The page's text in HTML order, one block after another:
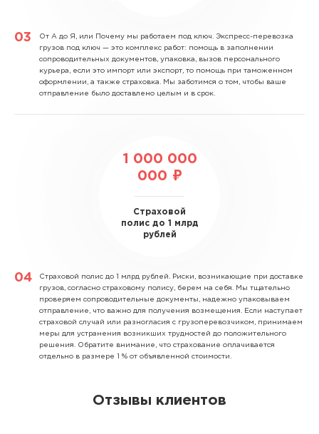
От А до Я, или Почему мы работаем под ключ. Экспресс-перевозка
грузов под ключ — это комплекс работ: помощь в заполнении
сопроводительных документов, упаковка, вызов персонального
курьера, если это импорт или экспорт, то помощь при таможенном
оформлении, а также страховка. Мы заботимся о том, чтобы ваше
отправление было доставлено целым и в срок.
1 000 000
000 ₽
Страховой
полис до 1 млрд
рублей
Страховой полис до 1 млрд рублей. Риски, возникающие при доставке
грузов, согласно страховому полису, берем на себя. Мы тщательно
проверяем сопроводительные документы, надежно упаковываем
отправление, что важно для получения возмещения. Если наступает
страховой случай или разногласия с грузоперевозчиком, принимаем
меры для устранения возникших трудностей до положительного
решения. Обратите внимание, что страхование оплачивается
отдельно в размере 1 % от объявленной стоимости.
Отзывы клиентов